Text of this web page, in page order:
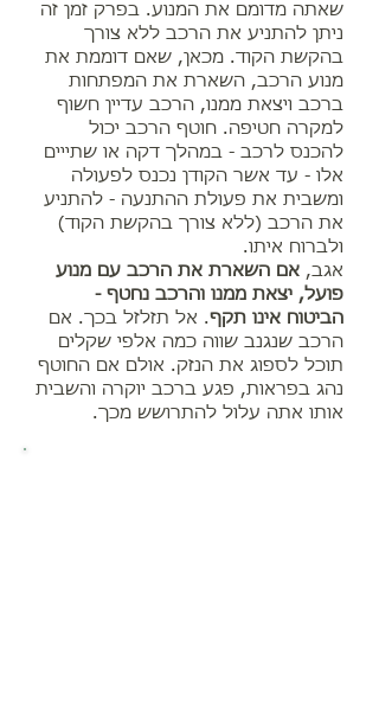
שאתה מדומם את המנוע. בפרק זמן זה
ניתן להתניע את הרכב ללא צורך
בהקשת הקוד. מכאן, שאם דוממת את
מנוע הרכב, השארת את המפתחות
ברכב ויצאת ממנו, הרכב עדיין חשוף
למקרה חטיפה. חוטף הרכב יכול
להכנס לרכב - במהלך דקה או שתייים
אלו - עד אשר הקודן נכנס לפעולה
ומשבית את פעולת ההתנעה - להתניע
את הרכב (ללא צורך בהקשת הקוד)
ולברוח איתו.
אגב, אם השארת את הרכב עם מנוע
פועל, יצאת ממנו והרכב נחטף -
הביטוח אינו תקף. אל תזלזל בכך. אם
הרכב שנגנב שווה כמה אלפי שקלים
תוכל לספוג את הנזק. אולם אם החוטף
נהג בפראות, פגע ברכב יוקרה והשבית
אותו אתה עלול להתרושש מכך.